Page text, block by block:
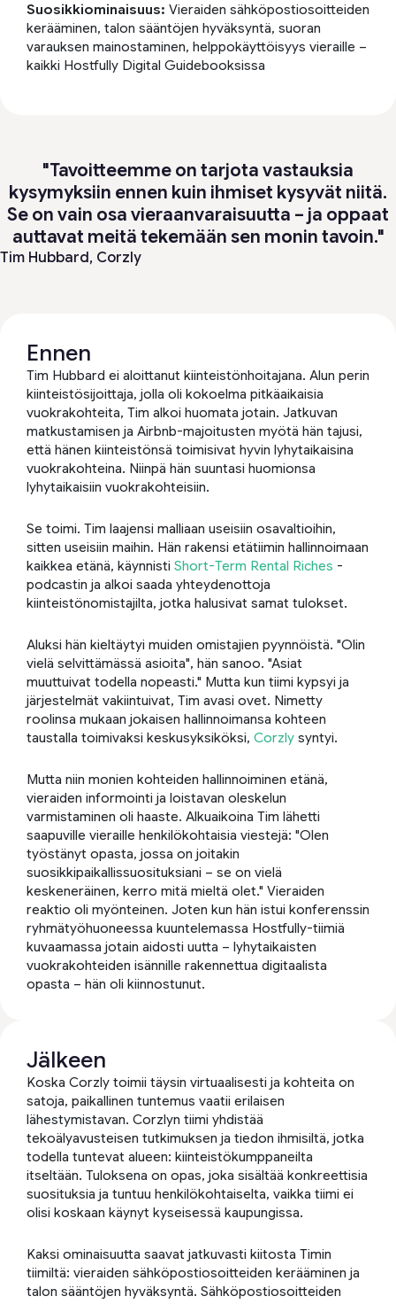
Suosikkiominaisuus: Vieraiden sähköpostiosoitteiden
kerääminen, talon sääntöjen hyväksyntä, suoran
varauksen mainostaminen, helppokäyttöisyys vieraille –
kaikki Hostfully Digital Guidebooksissa
"Tavoitteemme on tarjota vastauksia
kysymyksiin ennen kuin ihmiset kysyvät niitä.
Se on vain osa vieraanvaraisuutta – ja oppaat
auttavat meitä tekemään sen monin tavoin."
Tim Hubbard, Corzly
Ennen
Tim Hubbard ei aloittanut kiinteistönhoitajana. Alun perin
kiinteistösijoittaja, jolla oli kokoelma pitkäaikaisia
vuokrakohteita, Tim alkoi huomata jotain. Jatkuvan
matkustamisen ja Airbnb-majoitusten myötä hän tajusi,
että hänen kiinteistönsä toimisivat hyvin lyhytaikaisina
vuokrakohteina. Niinpä hän suuntasi huomionsa
lyhytaikaisiin vuokrakohteisiin.
Se toimi. Tim laajensi malliaan useisiin osavaltioihin,
sitten useisiin maihin. Hän rakensi etätiimin hallinnoimaan
kaikkea etänä, käynnisti Short-Term Rental Riches -
podcastin ja alkoi saada yhteydenottoja
kiinteistönomistajilta, jotka halusivat samat tulokset.
Aluksi hän kieltäytyi muiden omistajien pyynnöistä. "Olin
vielä selvittämässä asioita", hän sanoo. "Asiat
muuttuivat todella nopeasti." Mutta kun tiimi kypsyi ja
järjestelmät vakiintuivat, Tim avasi ovet. Nimetty
roolinsa mukaan jokaisen hallinnoimansa kohteen
taustalla toimivaksi keskusyksiköksi, Corzly syntyi.
Mutta niin monien kohteiden hallinnoiminen etänä,
vieraiden informointi ja loistavan oleskelun
varmistaminen oli haaste. Alkuaikoina Tim lähetti
saapuville vieraille henkilökohtaisia viestejä: "Olen
työstänyt opasta, jossa on joitakin
suosikkipaikallissuosituksiani – se on vielä
keskeneräinen, kerro mitä mieltä olet." Vieraiden
reaktio oli myönteinen. Joten kun hän istui konferenssin
ryhmätyöhuoneessa kuuntelemassa Hostfully-tiimiä
kuvaamassa jotain aidosti uutta – lyhytaikaisten
vuokrakohteiden isännille rakennettua digitaalista
opasta – hän oli kiinnostunut.
Jälkeen
Koska Corzly toimii täysin virtuaalisesti ja kohteita on
satoja, paikallinen tuntemus vaatii erilaisen
lähestymistavan. Corzlyn tiimi yhdistää
tekoälyavusteisen tutkimuksen ja tiedon ihmisiltä, jotka
todella tuntevat alueen: kiinteistökumppaneilta
itseltään. Tuloksena on opas, joka sisältää konkreettisia
suosituksia ja tuntuu henkilökohtaiselta, vaikka tiimi ei
olisi koskaan käynyt kyseisessä kaupungissa.
Kaksi ominaisuutta saavat jatkuvasti kiitosta Timin
tiimiltä: vieraiden sähköpostiosoitteiden kerääminen ja
talon sääntöjen hyväksyntä. Sähköpostiosoitteiden